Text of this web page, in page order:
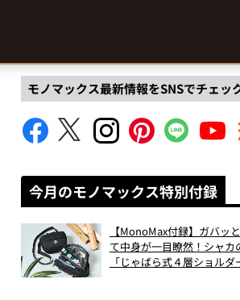
モノマックス最新情報をSNSでチェッ
今月のモノマックス特別付録
【MonoMax付録】ガバッ
て中身が一目瞭然！シャカ
「じゃばら式４層ショルダ